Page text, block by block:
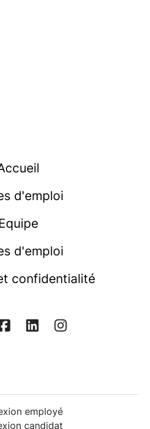
d'emploi
d'emploi
confidentialité
employé
candidat